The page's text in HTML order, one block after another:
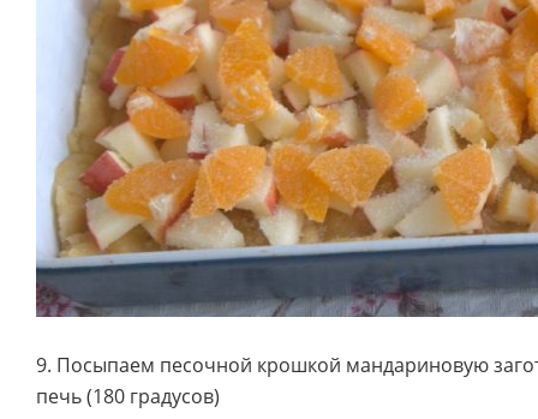
9. Посыпаем песочной крошкой мандариновую
печь (180 градусов)